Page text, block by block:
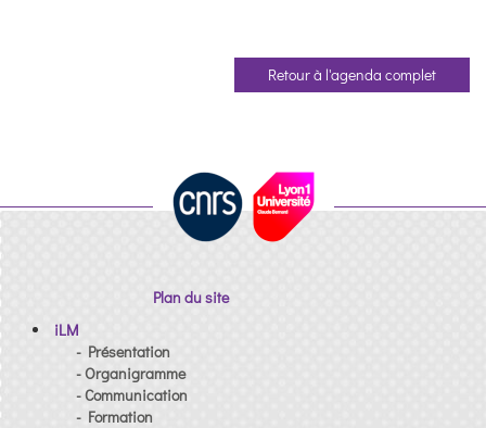
Retour à l'agenda complet
Plan du site
iLM
- Présentation
- Organigramme
- Communication
- Formation